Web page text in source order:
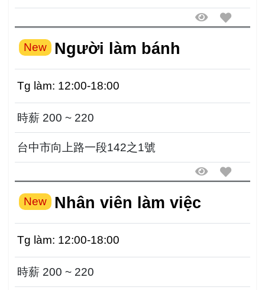
New Người làm bánh
Tg làm: 12:00-18:00
時薪 200 ~ 220
台中市向上路一段142之1號
New Nhân viên làm việc
Tg làm: 12:00-18:00
時薪 200 ~ 220